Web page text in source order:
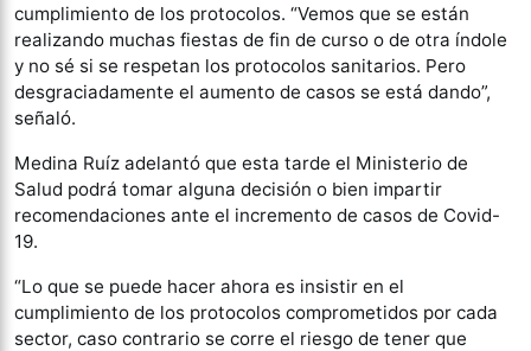
cumplimiento de los protocolos. “Vemos que se están
realizando muchas fiestas de fin de curso o de otra índole
y no sé si se respetan los protocolos sanitarios. Pero
desgraciadamente el aumento de casos se está dando”,
señaló.
Medina Ruíz adelantó que esta tarde el Ministerio de
Salud podrá tomar alguna decisión o bien impartir
recomendaciones ante el incremento de casos de Covid-
19.
“Lo que se puede hacer ahora es insistir en el
cumplimiento de los protocolos comprometidos por cada
sector, caso contrario se corre el riesgo de tener que